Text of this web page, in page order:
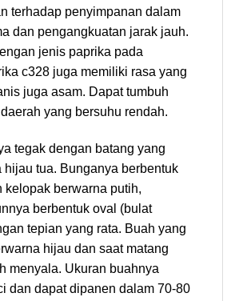
terhadap penyimpanan dalam
dan pengangkuatan jarak jauh.
jenis paprika pada
c328 juga memiliki rasa yang
juga asam. Dapat tumbuh
yang bersuhu rendah.
tegak dengan batang yang
hijau tua. Bunganya berbentuk
kelopak berwarna putih,
berbentuk oval (bulat
tepian yang rata. Buah yang
hijau dan saat matang
menyala. Ukuran buahnya
dan dapat dipanen dalam 70-80